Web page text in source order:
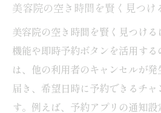
世田谷区の美容師に信
法
おまかせオーダー時の
世田谷区でコスパ重視の美
美容院の空き時間を賢く見つけ
美容院の空き時間を賢く見つけ
機能や即時予約ボタンを活用す
は、他の利用者のキャンセルが
届き、希望日時に予約できるチ
す。例えば、予約アプリの通知